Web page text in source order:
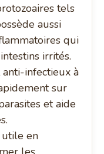
tels
aussi
qui
irrités.
anti-infectieux à
sur
et aide
utile en